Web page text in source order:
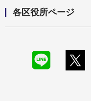
各区役所ページ